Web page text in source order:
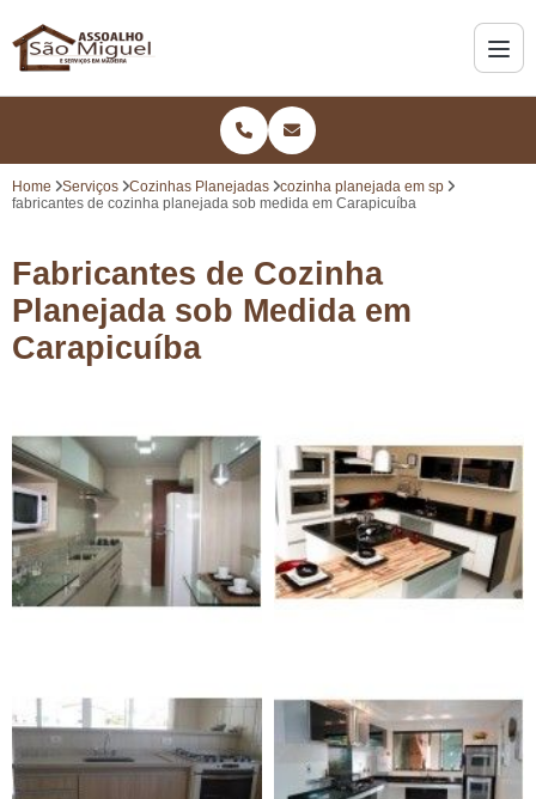
Home Serviços Cozinhas Planejadas
cozinha planejada em sp
fabricantes de cozinha planejada sob medida em Carapicuíba
Fabricantes de Cozinha
Planejada sob Medida em
Carapicuíba